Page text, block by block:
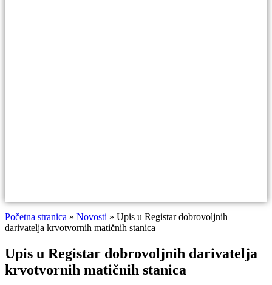
Početna stranica » Novosti » Upis u Registar dobrovoljnih
darivatelja krvotvornih matičnih stanica
Upis u Registar dobrovoljnih darivatelja
krvotvornih matičnih stanica